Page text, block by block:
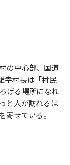
の中心部、国道
幸村長は「村民
げる場所になれ
と人が訪れるは
寄せている。